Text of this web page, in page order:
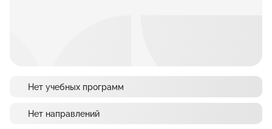
Нет учебных программ
Нет направлений